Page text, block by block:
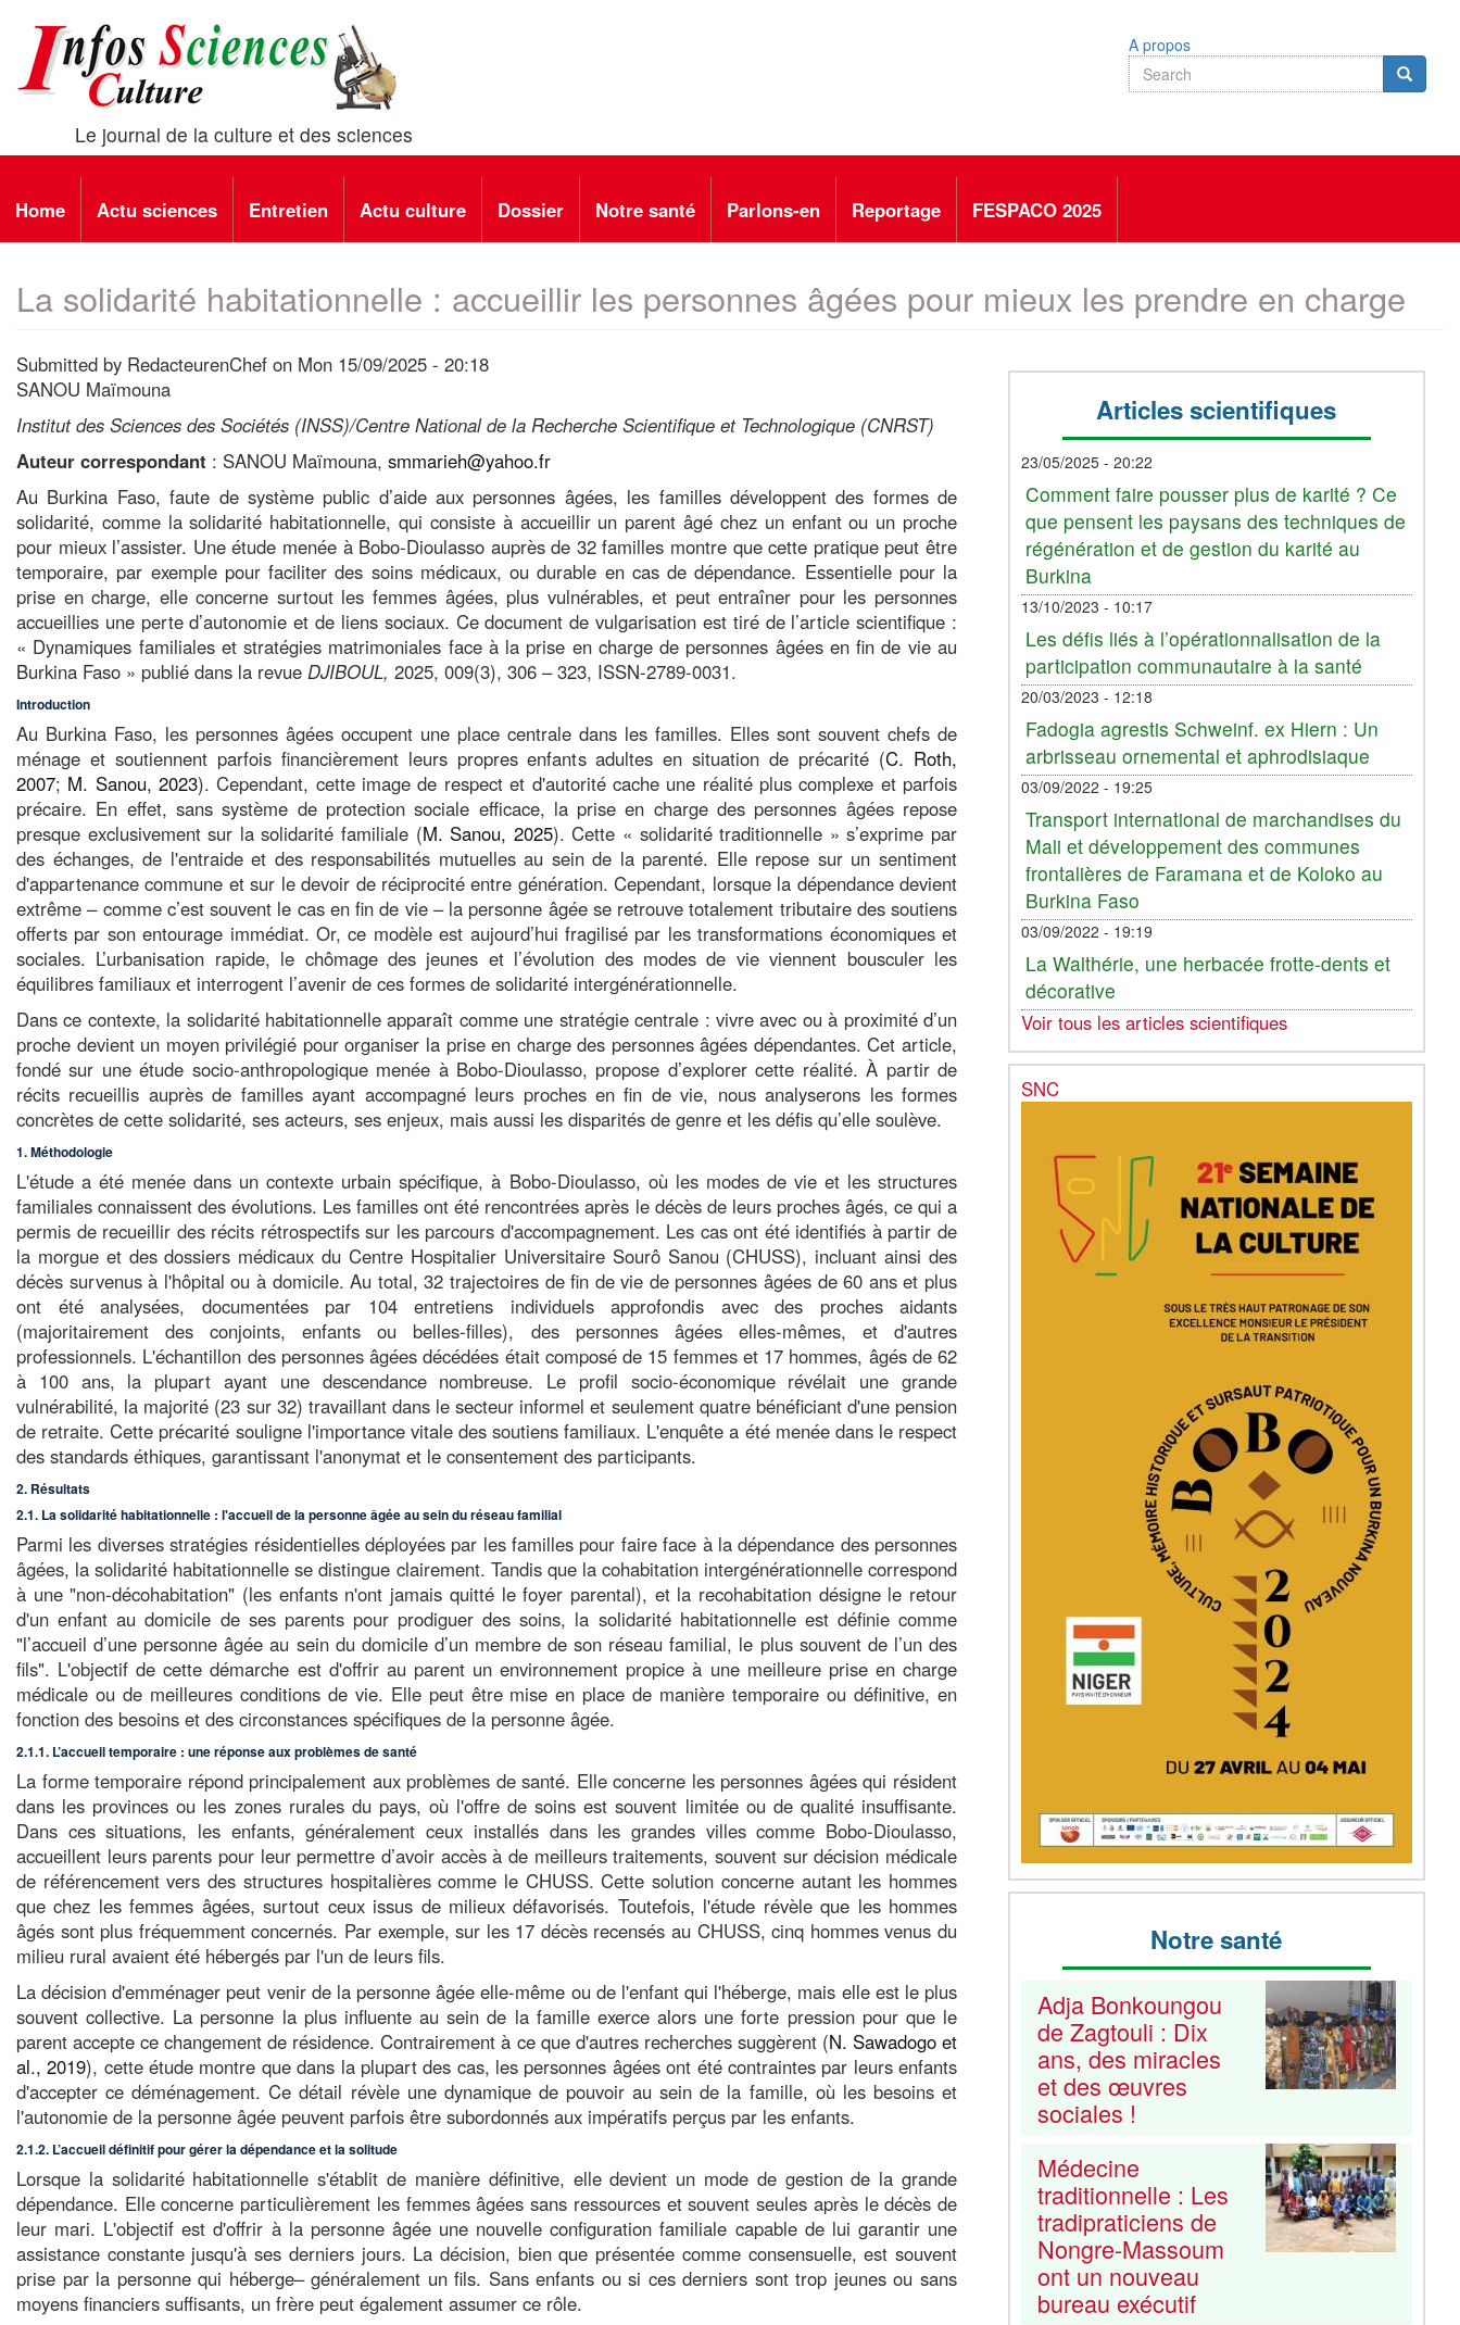
main
content
Le journal de la culture et des sciences
A propos
Search
Search Search
Main
navigation
Home Actu sciences Entretien Actu culture Dossier Notre santé Parlons-en Reportage FESPACO 2025
La solidarité habitationnelle : accueillir les personnes âgées pour mieux les prendre en charge
Submitted by RedacteurenChef on Mon 15/09/2025 - 20:18
SANOU Maïmouna
Institut des Sciences des Sociétés (INSS)/Centre National de la Recherche Scientifique et Technologique (CNRST)
Auteur correspondant : SANOU Maïmouna, smmarieh@yahoo.fr
Au Burkina Faso, faute de système public d’aide aux personnes âgées, les familles développent des formes de
solidarité, comme la solidarité habitationnelle, qui consiste à accueillir un parent âgé chez un enfant ou un proche
pour mieux l’assister. Une étude menée à Bobo-Dioulasso auprès de 32 familles montre que cette pratique peut être
temporaire, par exemple pour faciliter des soins médicaux, ou durable en cas de dépendance. Essentielle pour la
prise en charge, elle concerne surtout les femmes âgées, plus vulnérables, et peut entraîner pour les personnes
accueillies une perte d’autonomie et de liens sociaux. Ce document de vulgarisation est tiré de l’article scientifique :
« Dynamiques familiales et stratégies matrimoniales face à la prise en charge de personnes âgées en fin de vie au
Burkina Faso » publié dans la revue DJIBOUL, 2025, 009(3), 306 – 323, ISSN-2789-0031.
Introduction
Au Burkina Faso, les personnes âgées occupent une place centrale dans les familles. Elles sont souvent chefs de
ménage et soutiennent parfois financièrement leurs propres enfants adultes en situation de précarité (C. Roth,
2007; M. Sanou, 2023). Cependant, cette image de respect et d'autorité cache une réalité plus complexe et parfois
précaire. En effet, sans système de protection sociale efficace, la prise en charge des personnes âgées repose
presque exclusivement sur la solidarité familiale (M. Sanou, 2025). Cette « solidarité traditionnelle » s’exprime par
des échanges, de l'entraide et des responsabilités mutuelles au sein de la parenté. Elle repose sur un sentiment
d'appartenance commune et sur le devoir de réciprocité entre génération. Cependant, lorsque la dépendance devient
extrême – comme c’est souvent le cas en fin de vie – la personne âgée se retrouve totalement tributaire des soutiens
offerts par son entourage immédiat. Or, ce modèle est aujourd’hui fragilisé par les transformations économiques et
sociales. L’urbanisation rapide, le chômage des jeunes et l’évolution des modes de vie viennent bousculer les
équilibres familiaux et interrogent l’avenir de ces formes de solidarité intergénérationnelle.
Dans ce contexte, la solidarité habitationnelle apparaît comme une stratégie centrale : vivre avec ou à proximité d’un
proche devient un moyen privilégié pour organiser la prise en charge des personnes âgées dépendantes. Cet article,
fondé sur une étude socio-anthropologique menée à Bobo-Dioulasso, propose d’explorer cette réalité. À partir de
récits recueillis auprès de familles ayant accompagné leurs proches en fin de vie, nous analyserons les formes
concrètes de cette solidarité, ses acteurs, ses enjeux, mais aussi les disparités de genre et les défis qu’elle soulève.
1. Méthodologie
L'étude a été menée dans un contexte urbain spécifique, à Bobo-Dioulasso, où les modes de vie et les structures
familiales connaissent des évolutions. Les familles ont été rencontrées après le décès de leurs proches âgés, ce qui a
permis de recueillir des récits rétrospectifs sur les parcours d'accompagnement. Les cas ont été identifiés à partir de
la morgue et des dossiers médicaux du Centre Hospitalier Universitaire Sourô Sanou (CHUSS), incluant ainsi des
décès survenus à l'hôpital ou à domicile. Au total, 32 trajectoires de fin de vie de personnes âgées de 60 ans et plus
ont été analysées, documentées par 104 entretiens individuels approfondis avec des proches aidants
(majoritairement des conjoints, enfants ou belles-filles), des personnes âgées elles-mêmes, et d'autres
professionnels. L'échantillon des personnes âgées décédées était composé de 15 femmes et 17 hommes, âgés de 62
à 100 ans, la plupart ayant une descendance nombreuse. Le profil socio-économique révélait une grande
vulnérabilité, la majorité (23 sur 32) travaillant dans le secteur informel et seulement quatre bénéficiant d'une pension
de retraite. Cette précarité souligne l'importance vitale des soutiens familiaux. L'enquête a été menée dans le respect
des standards éthiques, garantissant l'anonymat et le consentement des participants.
2. Résultats
2.1. La solidarité habitationnelle : l'accueil de la personne âgée au sein du réseau familial
Parmi les diverses stratégies résidentielles déployées par les familles pour faire face à la dépendance des personnes
âgées, la solidarité habitationnelle se distingue clairement. Tandis que la cohabitation intergénérationnelle correspond
à une "non-décohabitation" (les enfants n'ont jamais quitté le foyer parental), et la recohabitation désigne le retour
d'un enfant au domicile de ses parents pour prodiguer des soins, la solidarité habitationnelle est définie comme
"l’accueil d’une personne âgée au sein du domicile d’un membre de son réseau familial, le plus souvent de l’un des
fils". L'objectif de cette démarche est d'offrir au parent un environnement propice à une meilleure prise en charge
médicale ou de meilleures conditions de vie. Elle peut être mise en place de manière temporaire ou définitive, en
fonction des besoins et des circonstances spécifiques de la personne âgée.
2.1.1. L’accueil temporaire : une réponse aux problèmes de santé
La forme temporaire répond principalement aux problèmes de santé. Elle concerne les personnes âgées qui résident
dans les provinces ou les zones rurales du pays, où l'offre de soins est souvent limitée ou de qualité insuffisante.
Dans ces situations, les enfants, généralement ceux installés dans les grandes villes comme Bobo-Dioulasso,
accueillent leurs parents pour leur permettre d’avoir accès à de meilleurs traitements, souvent sur décision médicale
de référencement vers des structures hospitalières comme le CHUSS. Cette solution concerne autant les hommes
que chez les femmes âgées, surtout ceux issus de milieux défavorisés. Toutefois, l'étude révèle que les hommes
âgés sont plus fréquemment concernés. Par exemple, sur les 17 décès recensés au CHUSS, cinq hommes venus du
milieu rural avaient été hébergés par l'un de leurs fils.
La décision d'emménager peut venir de la personne âgée elle-même ou de l'enfant qui l'héberge, mais elle est le plus
souvent collective. La personne la plus influente au sein de la famille exerce alors une forte pression pour que le
parent accepte ce changement de résidence. Contrairement à ce que d'autres recherches suggèrent (N. Sawadogo et
al., 2019), cette étude montre que dans la plupart des cas, les personnes âgées ont été contraintes par leurs enfants
d'accepter ce déménagement. Ce détail révèle une dynamique de pouvoir au sein de la famille, où les besoins et
l'autonomie de la personne âgée peuvent parfois être subordonnés aux impératifs perçus par les enfants.
2.1.2. L’accueil définitif pour gérer la dépendance et la solitude
Lorsque la solidarité habitationnelle s'établit de manière définitive, elle devient un mode de gestion de la grande
dépendance. Elle concerne particulièrement les femmes âgées sans ressources et souvent seules après le décès de
leur mari. L'objectif est d'offrir à la personne âgée une nouvelle configuration familiale capable de lui garantir une
assistance constante jusqu'à ses derniers jours. La décision, bien que présentée comme consensuelle, est souvent
prise par la personne qui héberge– généralement un fils. Sans enfants ou si ces derniers sont trop jeunes ou sans
moyens financiers suffisants, un frère peut également assumer ce rôle.
Articles scientifiques
23/05/2025 - 20:22
Comment faire pousser plus de karité ? Ce
que pensent les paysans des techniques de
régénération et de gestion du karité au
Burkina
13/10/2023 - 10:17
Les défis liés à l’opérationnalisation de la
participation communautaire à la santé
20/03/2023 - 12:18
Fadogia agrestis Schweinf. ex Hiern : Un
arbrisseau ornemental et aphrodisiaque
03/09/2022 - 19:25
Transport international de marchandises du
Mali et développement des communes
frontalières de Faramana et de Koloko au
Burkina Faso
03/09/2022 - 19:19
La Walthérie, une herbacée frotte-dents et
décorative
Voir tous les articles scientifiques
SNC
Notre santé
Adja Bonkoungou
de Zagtouli : Dix
ans, des miracles
et des œuvres
sociales !
Médecine
traditionnelle : Les
tradipraticiens de
Nongre-Massoum
ont un nouveau
bureau exécutif